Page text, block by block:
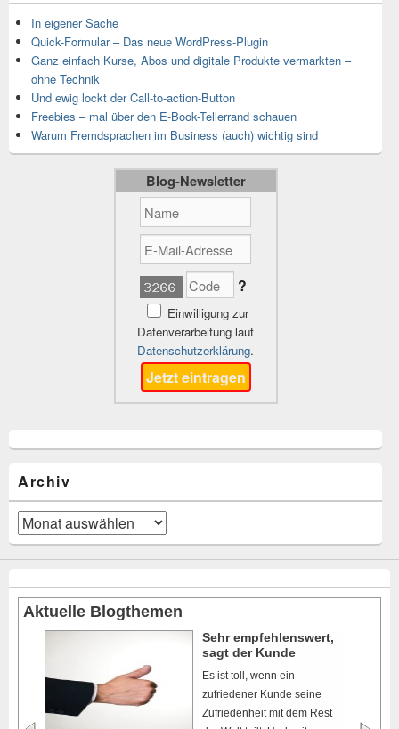
In eigener Sache
Quick-Formular – Das neue WordPress-Plugin
Ganz einfach Kurse, Abos und digitale Produkte vermarkten –
ohne Technik
Und ewig lockt der Call-to-action-Button
Freebies – mal über den E-Book-Tellerrand schauen
Warum Fremdsprachen im Business (auch) wichtig sind
Blog-Newsletter
?
Einwilligung zur
Datenverarbeitung laut
Datenschutzerklärung.
Archiv
Archiv
Aktuelle Blogthemen
Sehr empfehlenswert,
sagt der Kunde
Es ist toll, wenn ein
zufriedener Kunde seine
Zufriedenheit mit dem Rest